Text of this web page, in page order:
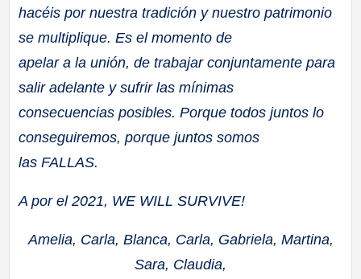
hacéis por nuestra tradición y nuestro patrimonio
se multiplique. Es el momento de
apelar a la unión, de trabajar conjuntamente para
salir adelante y sufrir las mínimas
consecuencias posibles. Porque todos juntos lo
conseguiremos, porque juntos somos
las FALLAS.
A por el 2021, WE WILL SURVIVE!
Amelia, Carla, Blanca, Carla, Gabriela, Martina,
Sara, Claudia,